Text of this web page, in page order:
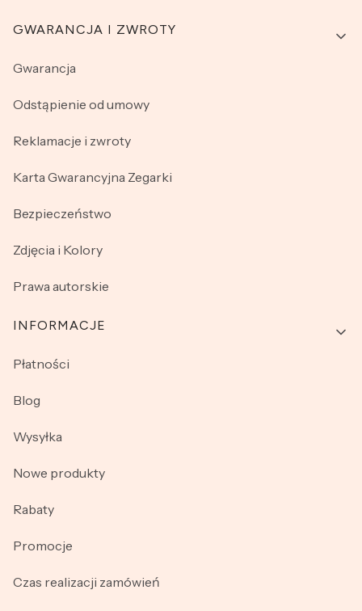
GWARANCJA I ZWROTY
Gwarancja
Odstąpienie od umowy
Reklamacje i zwroty
Karta Gwarancyjna Zegarki
Bezpieczeństwo
Zdjęcia i Kolory
Prawa autorskie
INFORMACJE
Płatności
Blog
Wysyłka
Nowe produkty
Rabaty
Promocje
Czas realizacji zamówień